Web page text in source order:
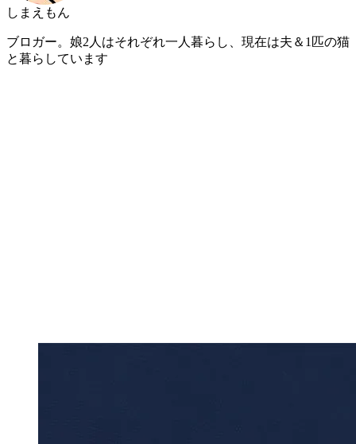
しまえもん
ブロガー。娘2人はそれぞれ一人暮らし、現在は夫＆1匹の猫
と暮らしています